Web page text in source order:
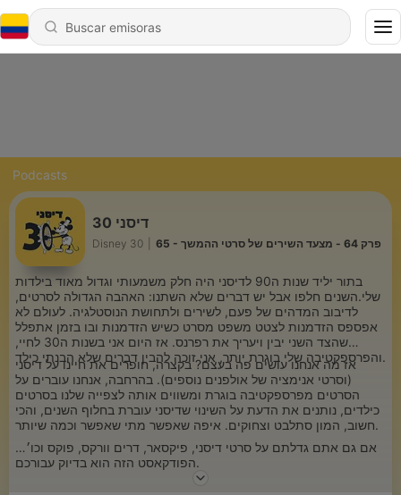
Podcasts
דיסני 30
Disney 30 65 - פרק 64 - מצעד השירים של סרטי ההמשך
בתור יליד שנות ה90 לדיסני היה חלק משמעותי וגדול מאוד בילדות
שלי.השנים חלפו אבל יש דברים שלא השתנו: האהבה הגדולה לסרטים,
לדיבוב המדהים של פעם, לשירים ולתחושת הנוסטלגיה. לעולם לא
אפספס הזדמנות לצטט משפט מסרט כשיש הזדמנות ובו בזמן אתפלל
שהצד השני יבין ויעריך את רפרנס. אז היום אני בשנות ה30 לחיי,
והפרספקטיבה שלי בוגרת יותר, אני זוכה להבין דברים שלא הבנתי כילד.
אז מה אנחנו עושים פה בעצם? בקצרה, חופרים את חיינו על דיסני
(וסרטי אנימציה של אולפנים נוספים). בהרחבה, אנחנו עוברים על
הסרטים מפרספקטיבה בוגרת ומשווים אותה לצפייה שלנו בסרטים
כילדים, נותנים את הדעת על השינוי שדיסני עוברת בחלוף השנים, והכי
חשוב, המון סתלבט וצחוקים. איפה שאפשר מתי שאפשר וכמה שיותר.
אם גם אתם גדלתם על סרטי דיסני, פיקסאר, דרים וורקס, פוקס וכו׳…
הפודקאסט הזה הוא בדיוק עבורכם.